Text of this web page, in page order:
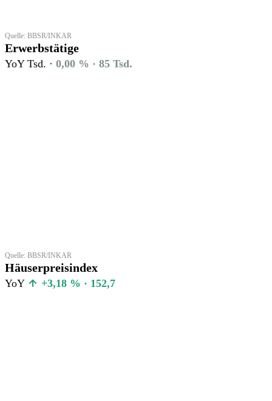
Quelle: BBSR/INKAR
Erwerbstätige
YoY Tsd. · 0,00 % · 85 Tsd.
Quelle: BBSR/INKAR
Häuserpreisindex
YoY +3,18 % · 152,7